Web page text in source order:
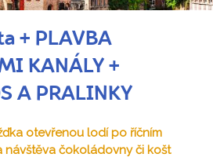
+ PLAVBA
KANÁLY +
A PRALINKY
otevřenou lodí po říčním
návštěva čokoládovny či košt